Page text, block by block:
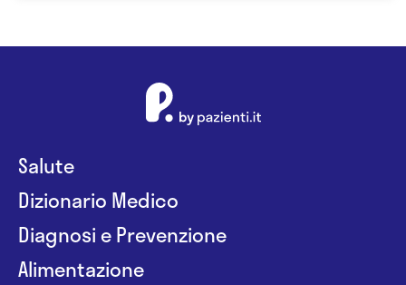
Salute
Dizionario Medico
Diagnosi e Prevenzione
Alimentazione